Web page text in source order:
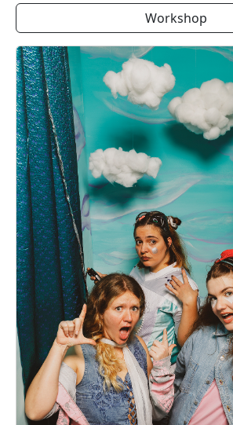
Workshop